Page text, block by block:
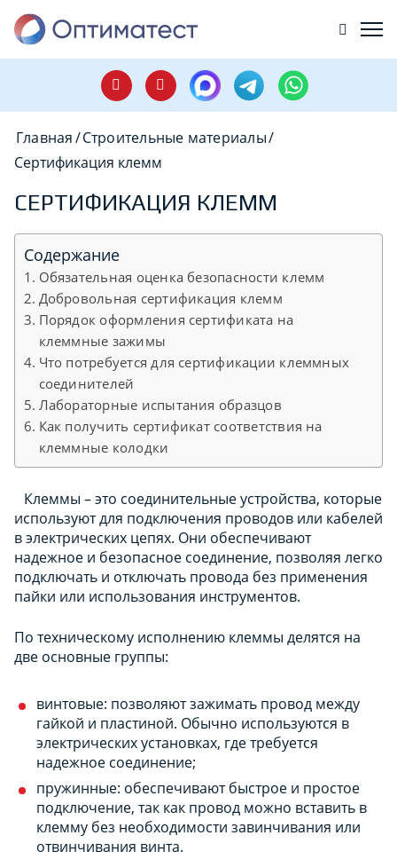
Главная/Строительные материалы/
Сертификация клемм
СЕРТИФИКАЦИЯ КЛЕММ
Содержание
Обязательная оценка безопасности клемм
Добровольная сертификация клемм
Порядок оформления сертификата на
клеммные зажимы
Что потребуется для сертификации клеммных
соединителей
Лабораторные испытания образцов
Как получить сертификат соответствия на
клеммные колодки
Клеммы – это соединительные устройства, которые
используют для подключения проводов или кабелей
в электрических цепях. Они обеспечивают
надежное и безопасное соединение, позволяя легко
подключать и отключать провода без применения
пайки или использования инструментов.
По техническому исполнению клеммы делятся на
две основные группы:
винтовые: позволяют зажимать провод между
гайкой и пластиной. Обычно используются в
электрических установках, где требуется
надежное соединение;
пружинные: обеспечивают быстрое и простое
подключение, так как провод можно вставить в
клемму без необходимости завинчивания или
отвинчивания винта.